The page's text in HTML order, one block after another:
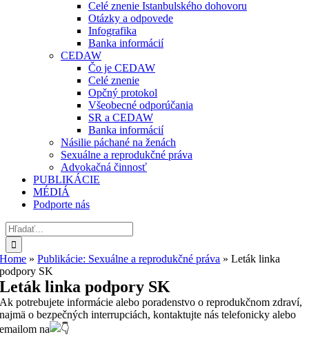
Celé znenie Istanbulského dohovoru
Otázky a odpovede
Infografika
Banka informácií
CEDAW
Čo je CEDAW
Celé znenie
Opčný protokol
Všeobecné odporúčania
SR a CEDAW
Banka informácií
Násilie páchané na ženách
Sexuálne a reprodukčné práva
Advokačná činnosť
PUBLIKÁCIE
MÉDIÁ
Podporte nás
Hľadať:
Home »Publikácie: Sexuálne a reprodukčné práva »Leták linka
podpory SK
Leták linka podpory SK
Ak potrebujete informácie alebo poradenstvo o reprodukčnom zdraví,
najmä o bezpečných interrupciách, kontaktujte nás telefonicky alebo
emailom na